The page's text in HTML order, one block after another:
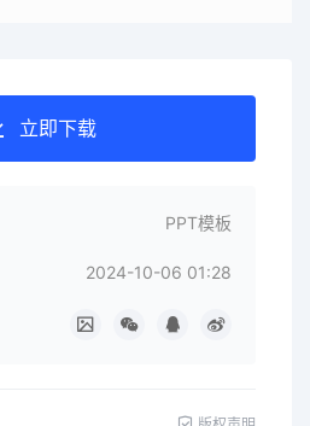
立即下载
PPT模板
2024-10-06 01:28